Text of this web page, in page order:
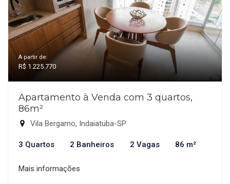
A partir de:
R$ 1.225.770
Apartamento à Venda com 3 quartos,
86m²
Vila Bergamo, Indaiatuba-SP
3 Quartos 2 Banheiros 2 Vagas 86 m²
Mais informações